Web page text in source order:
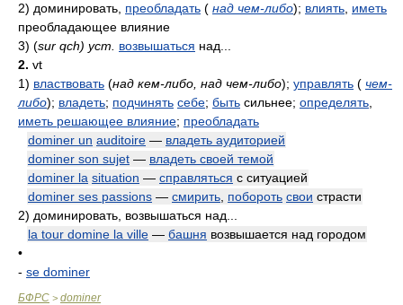
2) доминировать, преобладать ( над чем-либо); влиять иметь
преобладающее влияние
3) (sur qch) уст. возвышаться над...
2. vt
1) властвовать (над кем-либо, над чем-либо); управлять ( чем-
либо); владеть; подчинять себе; быть сильнее; определять
иметь решающее влияние; преобладать
dominer un auditoire — владеть аудиторией
dominer son sujet — владеть своей темой
dominer la situation — справляться с ситуацией
dominer ses passions — смирить побороть свои страсти
2) доминировать, возвышаться над...
la tour domine la ville — башня возвышается над городом
•
- se dominer
БФРС > dominer